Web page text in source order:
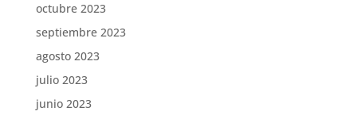
octubre 2023
septiembre 2023
agosto 2023
julio 2023
junio 2023